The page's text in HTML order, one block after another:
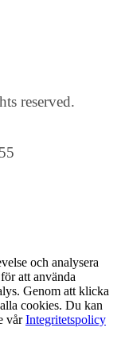
reserved.
och analysera
att använda
Genom att klicka
cookies. Du kan
vårIntegritetspolicy